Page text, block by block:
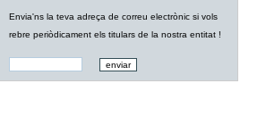
Envia'ns la teva adreça de correu electrònic si vols
rebre periòdicament els titulars de la nostra entitat !